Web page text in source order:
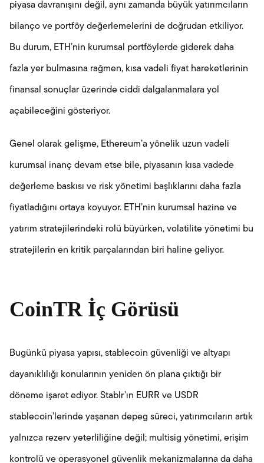
piyasa davranışını değil, aynı zamanda büyük yatırımcıların
bilanço ve portföy değerlemelerini de doğrudan etkiliyor.
Bu durum, ETH’nin kurumsal portföylerde giderek daha
fazla yer bulmasına rağmen, kısa vadeli fiyat hareketlerinin
finansal sonuçlar üzerinde ciddi dalgalanmalara yol
açabileceğini gösteriyor.
Genel olarak gelişme, Ethereum’a yönelik uzun vadeli
kurumsal inanç devam etse bile, piyasanın kısa vadede
değerleme baskısı ve risk yönetimi başlıklarını daha fazla
fiyatladığını ortaya koyuyor. ETH’nin kurumsal hazine ve
yatırım stratejilerindeki rolü büyürken, volatilite yönetimi bu
stratejilerin en kritik parçalarından biri haline geliyor.
CoinTR İç Görüsü
Bugünkü piyasa yapısı, stablecoin güvenliği ve altyapı
dayanıklılığı konularının yeniden ön plana çıktığı bir
döneme işaret ediyor. Stablr’ın EURR ve USDR
stablecoin’lerinde yaşanan depeg süreci, yatırımcıların artık
yalnızca rezerv yeterliliğine değil; multisig yönetimi, erişim
kontrolü ve operasyonel güvenlik mekanizmalarına da daha